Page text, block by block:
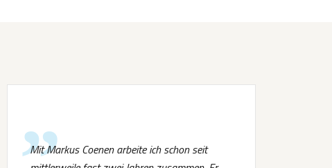
Mit Markus Coenen arbeite ich schon seit